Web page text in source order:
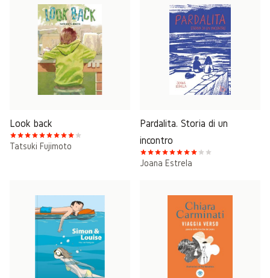
Look back
Tatsuki Fujimoto
Pardalita. Storia di un
incontro
Joana Estrela